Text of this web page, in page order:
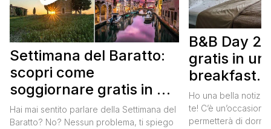
Settimana del Baratto:
scopri come
soggiornare gratis in un
bed and breakfast
Hai mai sentito parlare della Settimana del
Baratto? No? Nessun problema, ti spiego
B&B Day
gratis in un
breakfast.
gratis
Ho una bella
te! C’è
permetterà di